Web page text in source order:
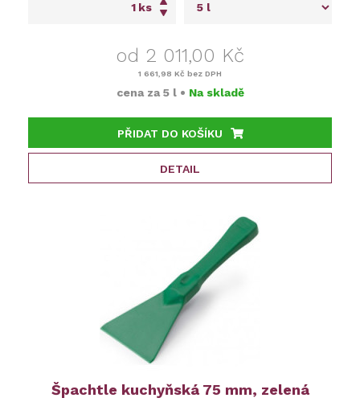
ks
od 2 011,00 Kč
1 661,98 Kč bez DPH
cena za 5 l • Na skladě
PŘIDAT DO KOŠÍKU
DETAIL
Špachtle kuchyňská 75 mm, zelená